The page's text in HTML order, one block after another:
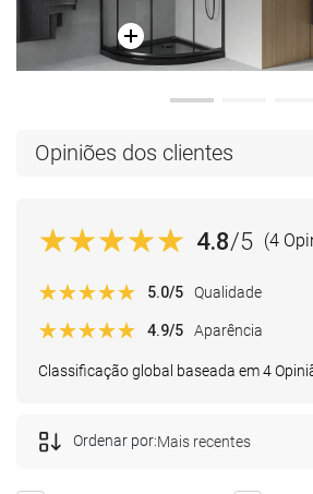
Opiniões dos clientes
4.8/5 (4
Classificação global baseada em 4
5.0/5 Qualidade
4.9/5 Aparência
Ordenar por:Mais recentes